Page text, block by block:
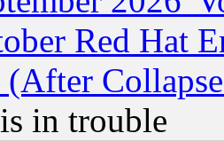
Red Hat
in trouble